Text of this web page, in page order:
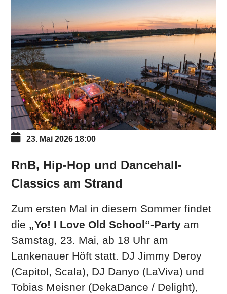
23. Mai 2026 18:00
RnB, Hip-Hop und Dancehall-
Classics am Strand
Zum ersten Mal in diesem Sommer findet
die „Yo! I Love Old School“-Party am
Samstag, 23. Mai, ab 18 Uhr am
Lankenauer Höft statt. DJ Jimmy Deroy
(Capitol, Scala), DJ Danyo (LaViva) und
Tobias Meisner (DekaDance / Delight),